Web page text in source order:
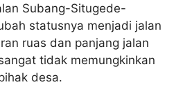
Subang-Situgede-
statusnya menjadi jalan
ruas dan panjang jalan
tidak memungkinkan
desa.